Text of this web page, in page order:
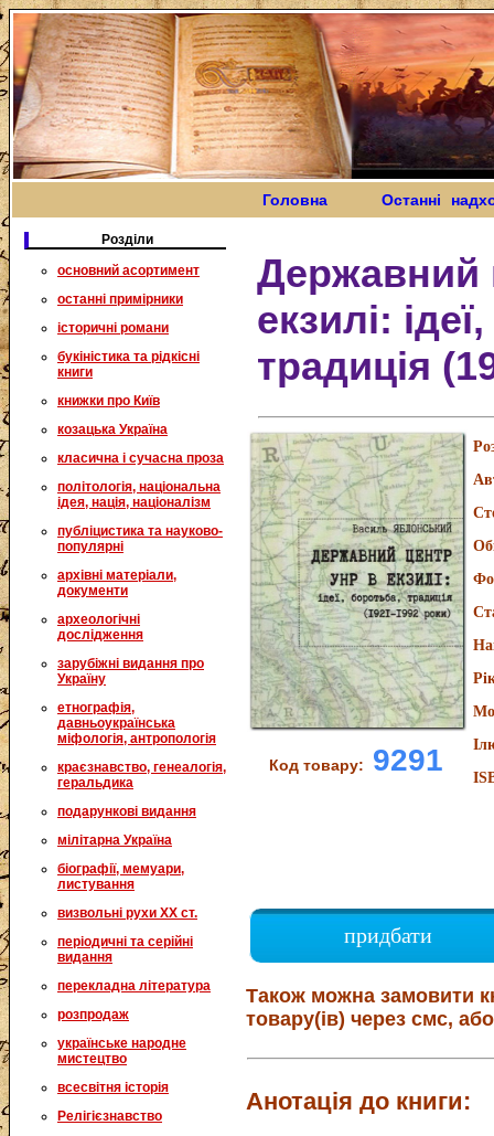
Головна Останні
Розділи
основний асортимент
останні примірники
історичні романи
букіністика та рідкісні
книги
книжки про Київ
козацька Україна
класична і сучасна проза
політологія, національна
ідея, нація, націоналізм
публіцистика та науково-
популярні
архівні матеріали,
документи
археологічні
дослідження
зарубіжні видання про
Україну
етнографія,
давньоукраїнська
міфологія, антропологія
краєзнавство, генеалогія,
геральдика
подарункові видання
мілітарна Україна
біографії, мемуари,
листування
визвольні рухи XX ст.
періодичні та серійні
видання
перекладна література
розпродаж
українське народне
мистецтво
всесвітня історія
Релігієзнавство
Державний
екзилі:
традиція
Код товару: 9291
придбати
Також можна замовити
товару(ів) через смс,
Анотація до книги: